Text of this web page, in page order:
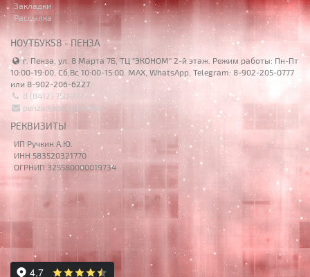
Закладки
Рассылка
НОУТБУК58 - ПЕНЗА
г. Пенза, ул. 8 Марта 7Б, ТЦ "ЭКОНОМ" 2-й этаж. Режим работы: Пн-Пт
10:00-19:00, Сб,Вс 10:00-15:00. MAX, WhatsApp, Telegram: 8-902-205-0777
или 8-902-206-6227
8 (8412) 750-777
penza@notebook58.ru
РЕКВИЗИТЫ
ИП Ручкин А.Ю.
ИНН 583520321770
ОГРНИП 325580000019734